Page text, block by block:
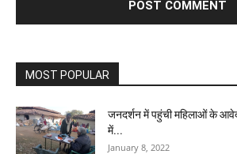
MOST POPULAR
जनदर्शन में पहुंची महिलाओं के
में...
January 8, 2022